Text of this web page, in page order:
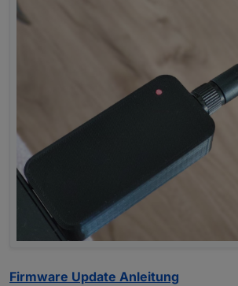
Firmware Update Anleitung